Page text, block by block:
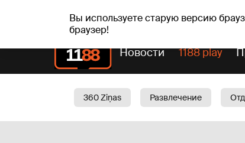
Вы используете старую версию
браузер!
сб, 08.08.2026. +15°C Mudīte, Vladislava,
Новости 1188 play
360 Ziņas Развлечение